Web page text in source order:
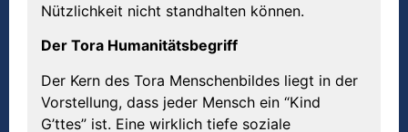
Nützlichkeit nicht standhalten können.
Der Tora Humanitätsbegriff
Der Kern des Tora Menschenbildes liegt in der
Vorstellung, dass jeder Mensch ein “Kind
G’ttes” ist. Eine wirklich tiefe soziale